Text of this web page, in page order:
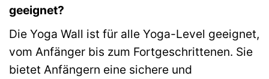
geeignet?
Die Yoga Wall ist für alle Yoga-Level geeignet,
vom Anfänger bis zum Fortgeschrittenen. Sie
bietet Anfängern eine sichere und